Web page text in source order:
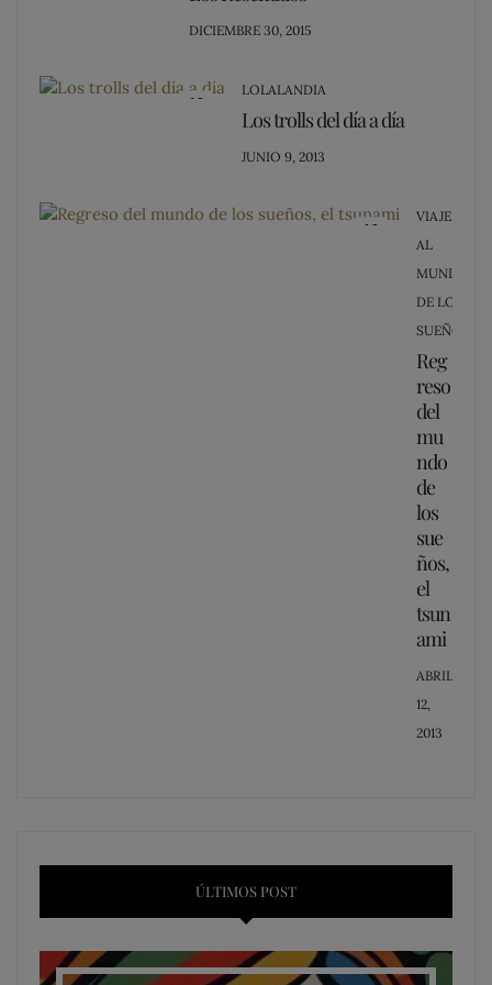
POSTED
DICIEMBRE 30, 2015
13
LOLALANDIA
Los trolls del día a día
POSTED
JUNIO 9, 2013
12
VIAJE
AL
MUNDO
DE LOS
SUEÑOS
Reg
reso
del
mu
ndo
de
los
sue
ños,
el
tsun
ami
POSTED
ON
ABRIL
12,
2013
ÚLTIMOS POST